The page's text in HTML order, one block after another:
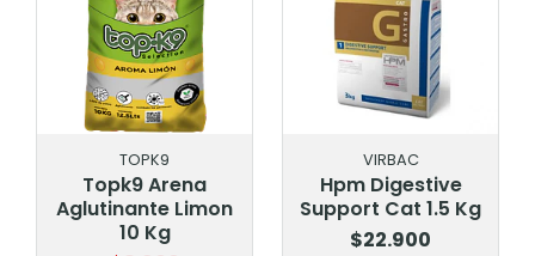
VIRBAC
Hpm Digestive
Support Cat 1.5 Kg
$22.900
Drag Pharma
Arena Crystal
Clear Litter Pearls
3.18 Kg